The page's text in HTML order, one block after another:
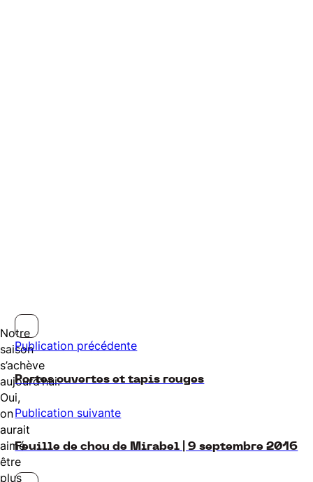
Notre
saison
s’achève
aujourd’hui.
Oui,
on
aurait
aimé
être
plus
Publication précédente
Portes ouvertes et tapis rouges
Publication suivante
Feuille de chou de Mirabel | 9 septembre 2016